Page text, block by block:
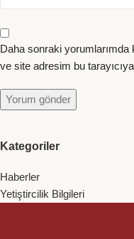
Daha sonraki yorumlarımda
ve site adresim bu
Kategoriler
Haberler
Yetiştircilik Bilgileri